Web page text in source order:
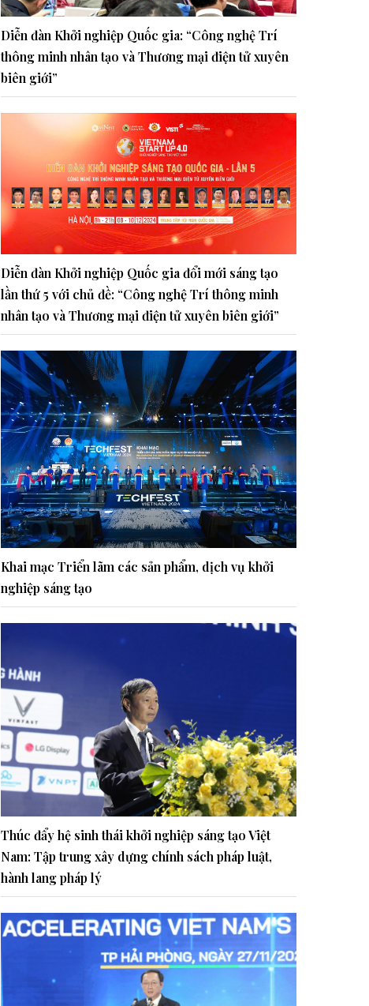
Diễn đàn Khởi nghiệp Quốc gia: “Công nghệ Trí
thông minh nhân tạo và Thương mại điện tử xuyên
biên giới”
Diễn đàn Khởi nghiệp Quốc gia đổi mới sáng tạo
lần thứ 5 với chủ đề: “Công nghệ Trí thông minh
nhân tạo và Thương mại điện tử xuyên biên giới”
Khai mạc Triển lãm các sản phẩm, dịch vụ khởi
nghiệp sáng tạo
Thúc đẩy hệ sinh thái khởi nghiệp sáng tạo Việt
Nam: Tập trung xây dựng chính sách pháp luật,
hành lang pháp lý